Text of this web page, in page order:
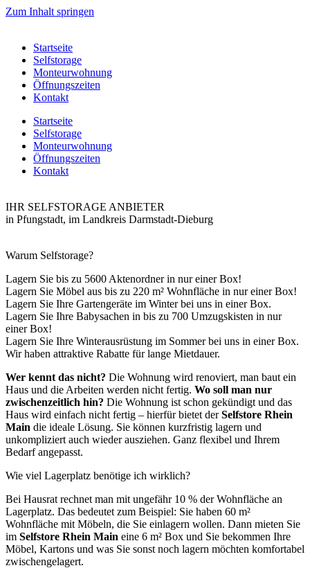
Zum Inhalt springen
Startseite
Selfstorage
Monteurwohnung
Öffnungszeiten
Kontakt
Startseite
Selfstorage
Monteurwohnung
Öffnungszeiten
Kontakt
IHR SELFSTORAGE ANBIETER
in Pfungstadt, im Landkreis Darmstadt-Dieburg
Warum Selfstorage?
Lagern Sie bis zu 5600 Aktenordner in nur einer Box!
Lagern Sie Möbel aus bis zu 220 m² Wohnfläche in nur einer Box!
Lagern Sie Ihre Gartengeräte im Winter bei uns in einer Box.
Lagern Sie Ihre Babysachen in bis zu 700 Umzugskisten in nur
einer Box!
Lagern Sie Ihre Winterausrüstung im Sommer bei uns in einer Box.
Wir haben attraktive Rabatte für lange Mietdauer.
Wer kennt das nicht? Die Wohnung wird renoviert, man baut ein
Haus und die Arbeiten werden nicht fertig. Wo soll man nur
zwischenzeitlich hin? Die Wohnung ist schon gekündigt und das
Haus wird einfach nicht fertig – hierfür bietet derSelfstore Rhein
Main die ideale Lösung. Sie können kurzfristig lagern und
unkompliziert auch wieder ausziehen. Ganz flexibel und Ihrem
Bedarf angepasst.
Wie viel Lagerplatz benötige ich wirklich?
Bei Hausrat rechnet man mit ungefähr 10 % der Wohnfläche an
Lagerplatz. Das bedeutet zum Beispiel: Sie haben 60 m²
Wohnfläche mit Möbeln, die Sie einlagern wollen. Dann mieten Sie
im Selfstore Rhein Main eine 6 m² Box und Sie bekommen Ihre
Möbel, Kartons und was Sie sonst noch lagern möchten komfortabel
zwischengelagert.